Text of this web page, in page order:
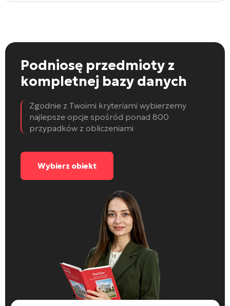
Podniosę przedmioty z
kompletnej bazy danych
Zgodnie z Twoimi kryteriami wybierzemy
najlepsze opcje spośród ponad 800
przypadków z obliczeniami
Wybierz obiekt